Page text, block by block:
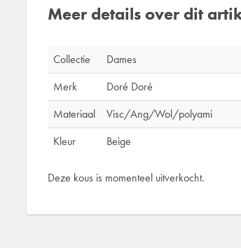
Meer details over dit
Collectie
Dames
Merk
Doré Doré
Materiaal
Visc/Ang/Wol/polyami
Kleur
Beige
Deze kous is momenteel uitverkocht.